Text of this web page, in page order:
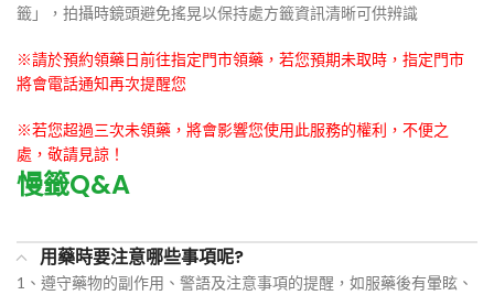
籤」，拍攝時鏡頭避免搖晃以保持處方籤資訊清晰可供辨識
※請於預約領藥日前往指定門市領藥，若您預期未取時，指定門市
將會電話通知再次提醒您
※若您超過三次未領藥，將會影響您使用此服務的權利，不便之
處，敬請見諒！
慢籤Q&A
用藥時要注意哪些事項呢?
1、遵守藥物的副作用、警語及注意事項的提醒，如服藥後有暈眩、